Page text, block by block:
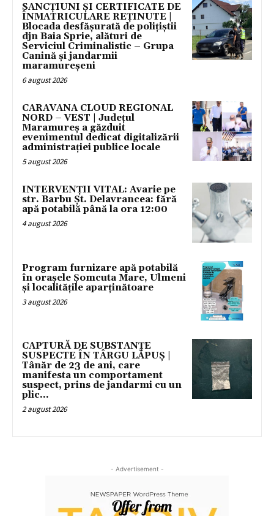
SANCȚIUNI ȘI CERTIFICATE DE
ÎNMATRICULARE REȚINUTE |
Blocada desfășurată de polițiștii
djn Baia Sprie, alături de
Serviciul Criminalistic – Grupa
Canină și jandarmii
maramureșeni
6 august 2026
CARAVANA CLOUD REGIONAL
NORD – VEST | Județul
Maramureș a găzduit
evenimentul dedicat digitalizării
administrației publice locale
5 august 2026
INTERVENȚII VITAL: Avarie pe
str. Barbu Șt. Delavrancea: fără
apă potabilă până la ora 12:00
4 august 2026
Program furnizare apă potabilă
în orașele Șomcuta Mare, Ulmeni
și localitățile aparținătoare
3 august 2026
CAPTURĂ DE SUBSTANȚE
SUSPECTE ÎN TÂRGU LĂPUȘ |
Tânăr de 23 de ani, care
manifesta un comportament
suspect, prins de jandarmi cu un
plic...
2 august 2026
- Advertisement -